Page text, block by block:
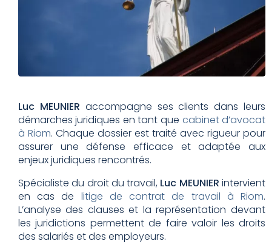
Luc MEUNIER accompagne ses clients dans leurs
démarches juridiques en tant que cabinet d’avocat
à Riom. Chaque dossier est traité avec rigueur pour
assurer une défense efficace et adaptée aux
enjeux juridiques rencontrés.
Spécialiste du droit du travail, Luc MEUNIER intervient
en cas de litige de contrat de travail à Riom.
L’analyse des clauses et la représentation devant
les juridictions permettent de faire valoir les droits
des salariés et des employeurs.